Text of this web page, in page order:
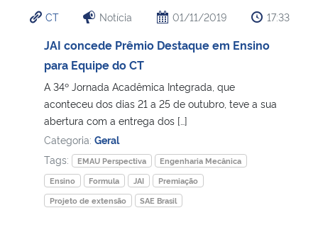
CT Notícia 01/11/2019 17:33
JAI concede Prêmio Destaque em Ensino
para Equipe do CT
A 34º Jornada Acadêmica Integrada, que
aconteceu dos dias 21 a 25 de outubro, teve a sua
abertura com a entrega dos […]
Categoria: Geral
Tags:
EMAU Perspectiva
Engenharia Mecânica
Ensino
Formula JAI
Premiação
Projeto de extensão
SAE Brasil